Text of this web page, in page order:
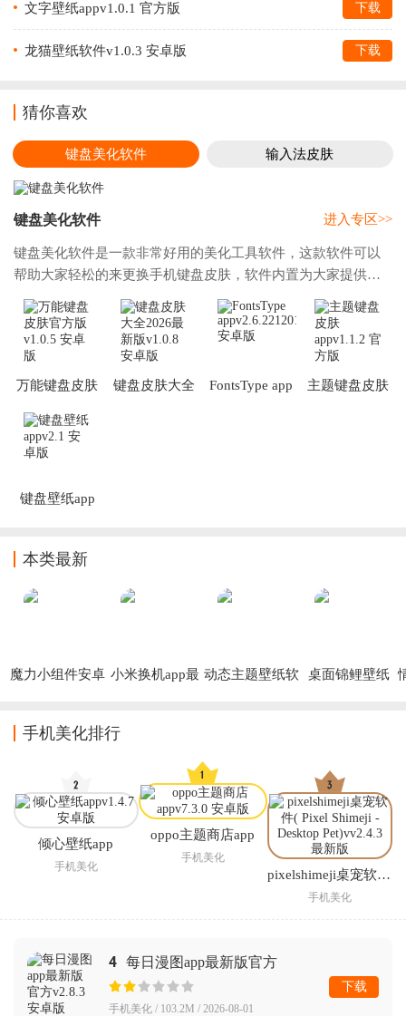
文字壁纸appv1.0.1 官方版 下载
龙猫壁纸软件v1.0.3 安卓版 下载
猜你喜欢
键盘美化软件 输入法皮肤
键盘美化软件
键盘美化软件是一款非常好用的美化工具软件，这款软件可以
帮助大家轻松的来更换手机键盘皮肤，软件内置为大家提供了
海量的皮肤素材模版供大家挑选使用的，而且还为大家提供了
超多皮肤素材分类，帮助大家可以更快速的
进入专区>>
万能键盘皮肤
键盘皮肤大全
FontsType app
主题键盘皮肤
键盘壁纸app
本类最新
魔力小组件安卓 小米换机app最 动态主题壁纸软
桌面锦鲤壁纸
手机美化排行
倾心壁纸app
手机美化
oppo主题商店app
手机美化
pixelshimeji桌宠软件( Pixel Shimeji - Desktop Pet)
手机美化
4 每日漫图app最新版官方
手机美化 / 103.2M / 2026-08-01
下载